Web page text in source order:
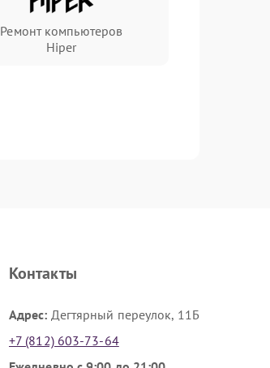
Ремонт компьютеров
Hiper
Контакты
Адрес: Дегтярный переулок, 11Б
+7 (812) 603-73-64